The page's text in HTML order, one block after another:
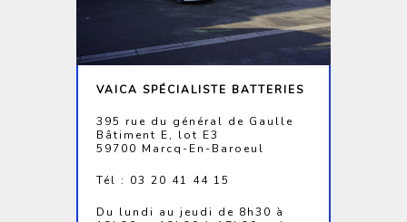
VAICA SPÉCIALISTE BATTERIES
395 rue du général de Gaulle
Bâtiment E, lot E3
59700 Marcq-En-Baroeul
Tél : 03 20 41 44 15
Du lundi au jeudi de 8h30 à